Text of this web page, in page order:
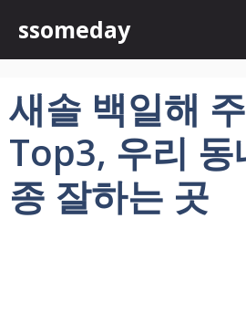
츠
너
뛰
ssomeday
새솔 백일해
Top3, 우리 동
종 잘하는 곳